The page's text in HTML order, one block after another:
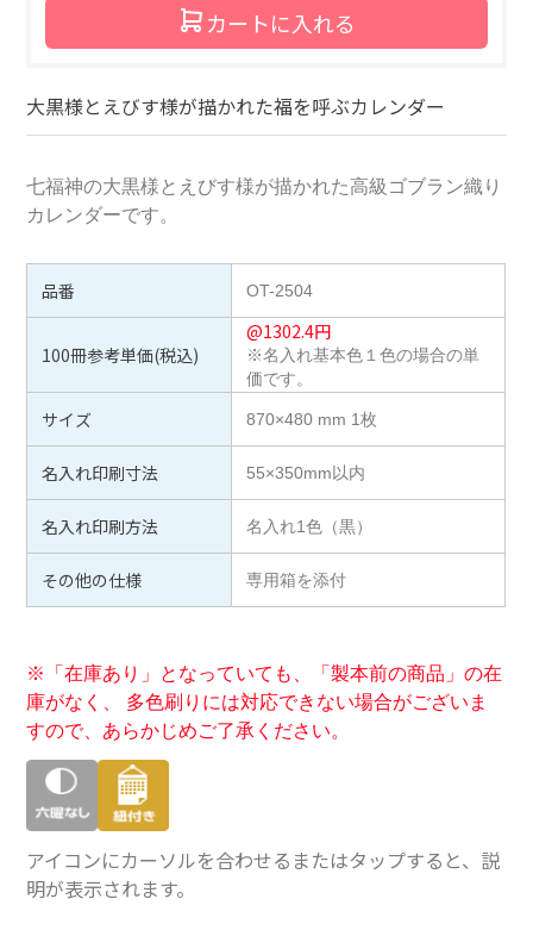
カートに入れる
大黒様とえびす様が描かれた福を呼ぶカレンダー
七福神の大黒様とえびす様が描かれた高級ゴブラン織り
カレンダーです。
品番 OT-2504
100冊参考単価(税込)
@1302.4円
※名入れ基本色１色の場合の単
価です。
サイズ 870×480 mm 1枚
名入れ印刷寸法 55×350mm以内
名入れ印刷方法 名入れ1色（黒）
その他の仕様 専用箱を添付
※「在庫あり」となっていても、「製本前の商品」の在
庫がなく、 多色刷りには対応できない場合がございま
すので、あらかじめご了承ください。
アイコンにカーソルを合わせるまたはタップすると、説
明が表示されます。